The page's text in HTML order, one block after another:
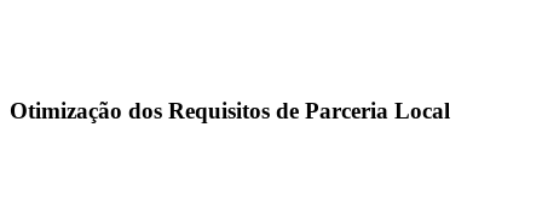
Otimização dos Requisitos de Parceria Local